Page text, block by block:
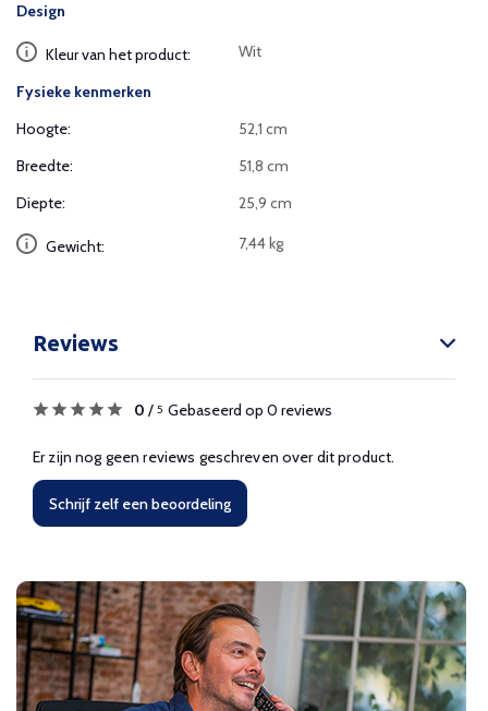
Design
Kleur van het product: Wit
Fysieke kenmerken
Hoogte:
52,1 cm
Breedte:
51,8 cm
Diepte:
25,9 cm
Gewicht: 7,44 kg
Reviews
0 / 5 Gebaseerd op 0 reviews
Er zijn nog geen reviews geschreven over dit product.
Schrijf zelf een beoordeling